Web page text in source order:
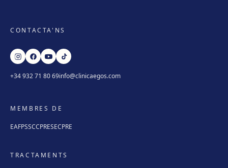
CONTACTA'NS
+34 932 71 80 69info@clinicaegos.com
MEMBRES DE
EAFPSSCCPRESECPRE
TRACTAMENTS